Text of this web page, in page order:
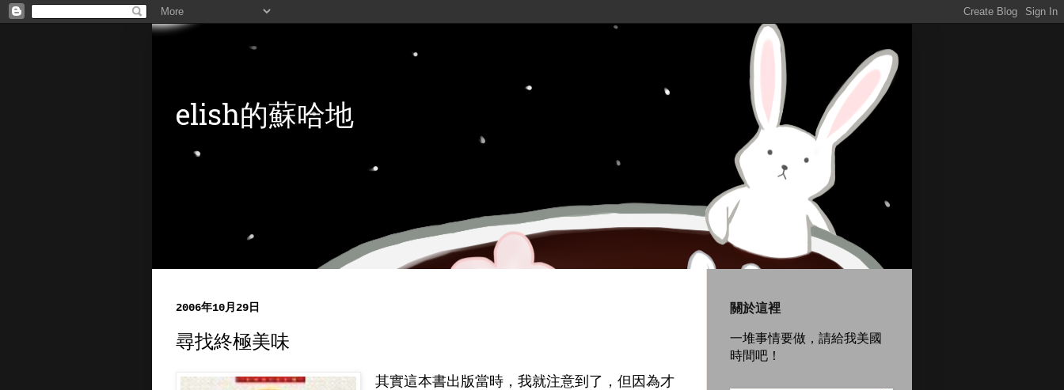
elish的蘇哈地
2006年10月29日
尋找終極美味
其實這本書出版當時，我就注意到了，但因為才
關於這裡
一堆事情要做，請給我美國
時間吧！